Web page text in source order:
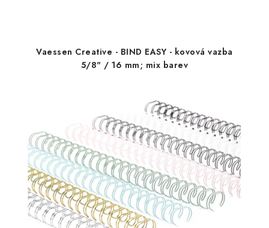
Vaessen Creative - BIND EASY - kovová vazba
5/8" / 16 mm; mix barev